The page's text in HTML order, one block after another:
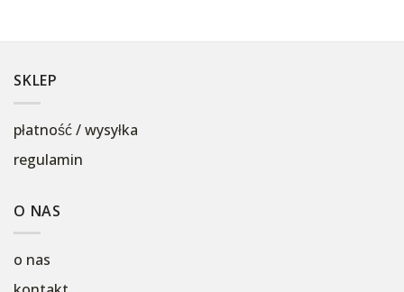
SKLEP
płatność / wysyłka
regulamin
O NAS
o nas